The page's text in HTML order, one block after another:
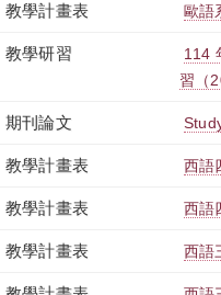
教學計畫表 歐語
教學研習
114
習（
期刊論文
教學計畫表 西語
教學計畫表 西語
教學計畫表 西語